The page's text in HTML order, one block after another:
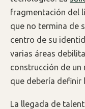
fragmentación del
que no termina de
centro de su
varias áreas
construcción de un
que debería definir
La llegada de